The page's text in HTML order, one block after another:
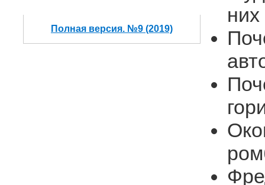
Полная версия. №9 (2019)